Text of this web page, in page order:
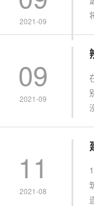
2021-09
09
2021-09
11
2021-08